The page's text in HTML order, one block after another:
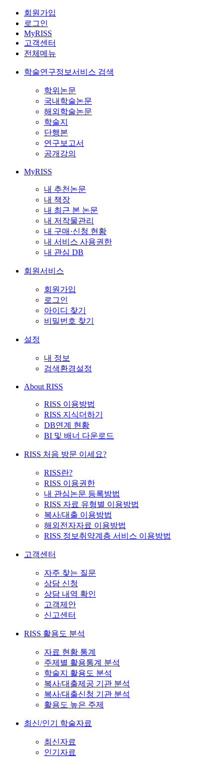
회원가입
로그인
MyRISS
고객센터
전체메뉴
학술연구정보서비스 검색
학위논문
국내학술논문
해외학술논문
학술지
단행본
연구보고서
공개강의
MyRISS
내 추천논문
내 책장
내 최근 본 논문
내 저작물관리
내 구매·신청 현황
내 서비스 사용권한
내 관심 DB
회원서비스
회원가입
로그인
아이디 찾기
비밀번호 찾기
설정
내 정보
검색환경설정
About RISS
RISS 이용방법
RISS 지식더하기
DB연계 현황
BI 및 배너 다운로드
RISS 처음 방문 이세요?
RISS란?
RISS 이용권한
내 관심논문 등록방법
RISS 자료 유형별 이용방법
복사/대출 이용방법
해외전자자료 이용방법
RISS 정보취약계층 서비스 이용방법
고객센터
자주 찾는 질문
상담 신청
상담 내역 확인
고객제안
신고센터
RISS 활용도 분석
자료 현황 통계
주제별 활용통계 분석
학술지 활용도 분석
복사/대출제공 기관 분석
복사/대출신청 기관 분석
활용도 높은 주제
최신/인기 학술자료
최신자료
인기자료